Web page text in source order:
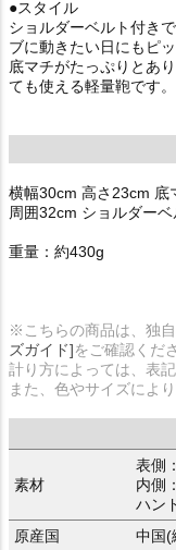
●スタイル
ショルダーベルト付き
ブに動きたい日にもピッ
底マチがたっぷりとあ
ても使える軽量鞄です。
横幅30cm 高さ23cm 底
周囲32cm ショルダー
重量：約430g
※こちらの商品は、独
ズガイド]をご確認くだ
計り方によっては、表
また、色やサイズによ
素材
表側
内側
ハン
原産国
中国(